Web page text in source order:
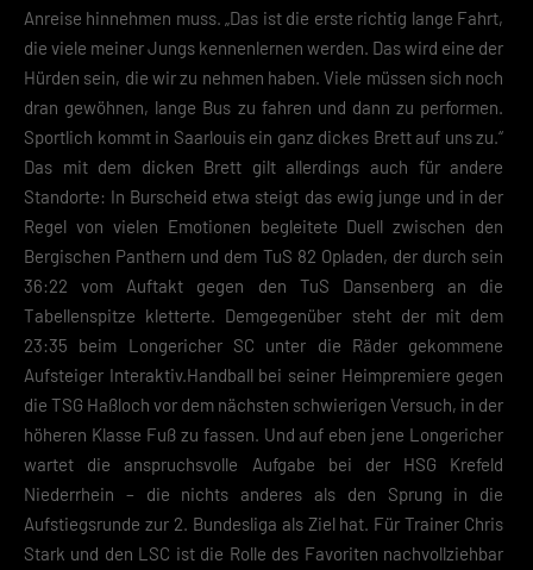
Anreise hinnehmen muss. „Das ist die erste richtig lange Fahrt,
die viele meiner Jungs kennenlernen werden. Das wird eine der
Hürden sein, die wir zu nehmen haben. Viele müssen sich noch
dran gewöhnen, lange Bus zu fahren und dann zu performen.
Sportlich kommt in Saarlouis ein ganz dickes Brett auf uns zu.“
Das mit dem dicken Brett gilt allerdings auch für andere
Standorte: In Burscheid etwa steigt das ewig junge und in der
Regel von vielen Emotionen begleitete Duell zwischen den
Bergischen Panthern und dem TuS 82 Opladen, der durch sein
36:22 vom Auftakt gegen den TuS Dansenberg an die
Tabellenspitze kletterte. Demgegenüber steht der mit dem
23:35 beim Longericher SC unter die Räder gekommene
Aufsteiger Interaktiv.Handball bei seiner Heimpremiere gegen
die TSG Haßloch vor dem nächsten schwierigen Versuch, in der
höheren Klasse Fuß zu fassen. Und auf eben jene Longericher
wartet die anspruchsvolle Aufgabe bei der HSG Krefeld
Niederrhein – die nichts anderes als den Sprung in die
Aufstiegsrunde zur 2. Bundesliga als Ziel hat. Für Trainer Chris
Stark und den LSC ist die Rolle des Favoriten nachvollziehbar